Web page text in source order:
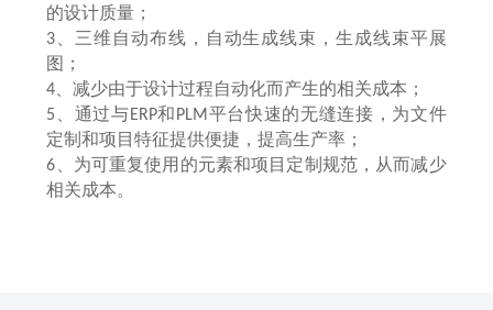
的设计质量；
3 、三维自动布线，自动生成线束，生成线束平展
图；
4 、减少由于设计过程自动化而产生的相关成本；
5 、通过与ERP和 PLM 平台快速的无缝连接，为文件
定制和项目特征提供便捷，提高生产率；
6 、为可重复使用的元素和项目定制规范，从而减少
相关成本。